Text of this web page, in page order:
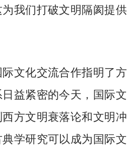
我们打破文明隔阂提供
文化交流合作指明了方
益紧密的今天，国际文
方文明衰落论和文明冲
学研究可以成为国际文